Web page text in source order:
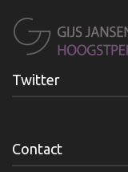
Twitter
Contact